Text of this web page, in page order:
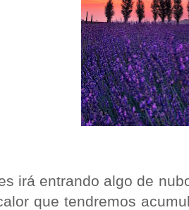
irá entrando algo de
que tendremos